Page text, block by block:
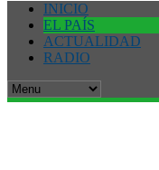
INICIO
EL PAÍS
ACTUALIDAD
RADIO